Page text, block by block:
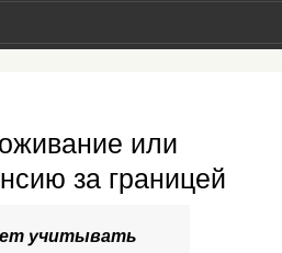
или
за границей
учитывать